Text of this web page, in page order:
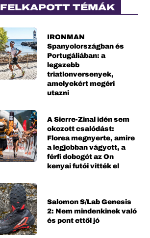
FELKAPOTT TÉMÁK
IRONMAN
Spanyolországban és
Portugáliában: a
legszebb
triatlonversenyek,
amelyekért megéri
utazni
A Sierre-Zinal idén sem
okozott csalódást:
Florea megnyerte, amire
a legjobban vágyott, a
férfi dobogót az On
kenyai futói vitték el
Salomon S/Lab Genesis
2: Nem mindenkinek való
és pont ettől jó